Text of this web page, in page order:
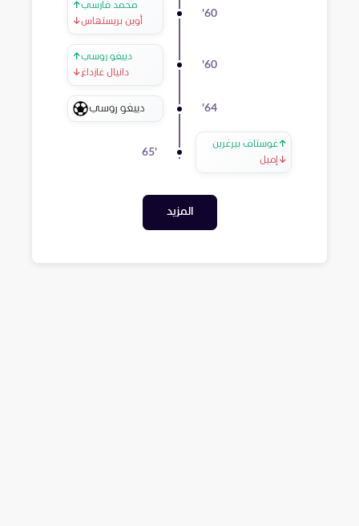
60
'
↑محمد فارسي
↓أوين بريستهاس
60
'
↑دييغو روسي
↓دانيال غازداغ
64
' دييغو روسي
↑غوستاف بيرغرين
↓ إميل
65'
المزيد